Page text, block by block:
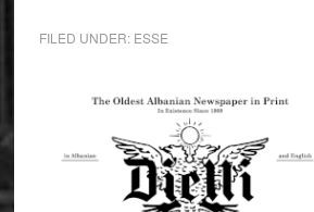
FILED UNDER: ESSE